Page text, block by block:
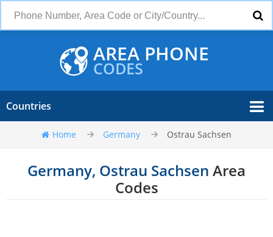
AREA PHONE
CODES
Countries
Home Germany Ostrau Sachsen
Germany, Ostrau Sachsen Area
Codes